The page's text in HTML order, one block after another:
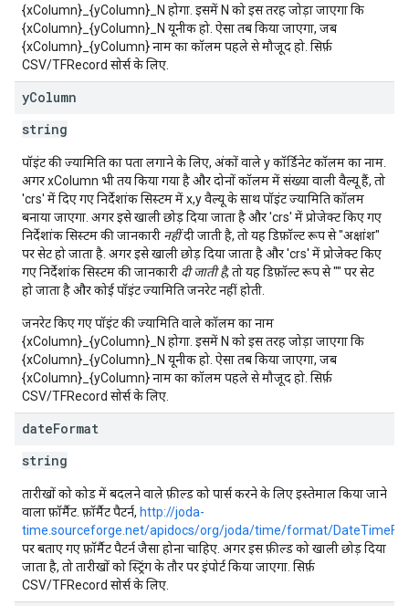
{xColumn}_{yColumn}_N होगा. इसमें N को इस तरह जोड़ा जाएगा कि
{xColumn}_{yColumn}_N यूनीक हो. ऐसा तब किया जाएगा, जब
{xColumn}_{yColumn} नाम का कॉलम पहले से मौजूद हो. सिर्फ़
CSV/TFRecord सोर्स के लिए.
yColumn
string
पॉइंट की ज्यामिति का पता लगाने के लिए, अंकों वाले y कॉर्डिनेट कॉलम का नाम.
अगर xColumn भी तय किया गया है और दोनों कॉलम में संख्या वाली वैल्यू हैं, तो
'crs' में दिए गए निर्देशांक सिस्टम में x,y वैल्यू के साथ पॉइंट ज्यामिति कॉलम
बनाया जाएगा. अगर इसे खाली छोड़ दिया जाता है और 'crs' में प्रोजेक्ट किए गए
निर्देशांक सिस्टम की जानकारी नहींदी जाती है, तो यह डिफ़ॉल्ट रूप से "अक्षांश"
पर सेट हो जाता है. अगर इसे खाली छोड़ दिया जाता है और 'crs' में प्रोजेक्ट किए
गए निर्देशांक सिस्टम की जानकारी दी जाती है, तो यह डिफ़ॉल्ट रूप से "" पर सेट
हो जाता है और कोई पॉइंट ज्यामिति जनरेट नहीं होती.
जनरेट किए गए पॉइंट की ज्यामिति वाले कॉलम का नाम
{xColumn}_{yColumn}_N होगा. इसमें N को इस तरह जोड़ा जाएगा कि
{xColumn}_{yColumn}_N यूनीक हो. ऐसा तब किया जाएगा, जब
{xColumn}_{yColumn} नाम का कॉलम पहले से मौजूद हो. सिर्फ़
CSV/TFRecord सोर्स के लिए.
dateFormat
string
तारीखों को कोड में बदलने वाले फ़ील्ड को पार्स करने के लिए इस्तेमाल किया जाने
वाला फ़ॉर्मैट. फ़ॉर्मैट पैटर्न, http://joda-
time.sourceforge.net/apidocs/org/joda/time/format/
पर बताए गए फ़ॉर्मैट पैटर्न जैसा होना चाहिए. अगर इस फ़ील्ड को खाली छोड़ दिया
जाता है, तो तारीखों को स्ट्रिंग के तौर पर इंपोर्ट किया जाएगा. सिर्फ़
CSV/TFRecord सोर्स के लिए.